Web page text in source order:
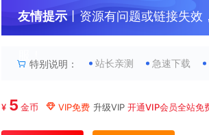
友情提示丨资源有问题或链接失效
特别说明： 站长亲测 急速下载
¥ 5 金币 VIP免费 升级VIP 开通VIP会员全站免